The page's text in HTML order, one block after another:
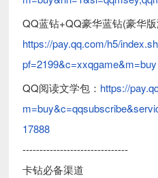
QQ蓝钻+QQ豪华蓝钻(豪华
https://pay.qq.com/h5/
pf=2199&c=xxqgame&m=buy
QQ阅读文学包： https://
17888
-------------------------------
卡钻必备渠道